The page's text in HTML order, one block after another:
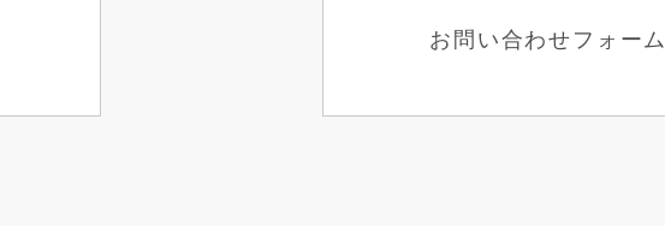
お問い合わせフォーム